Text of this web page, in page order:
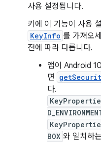
사용 설정됩니다.
키에 이 기능이 사용
KeyInfo 를 가져오
전에 따라 다릅니다.
앱이 Android
면
다.
BOX 와 일치하